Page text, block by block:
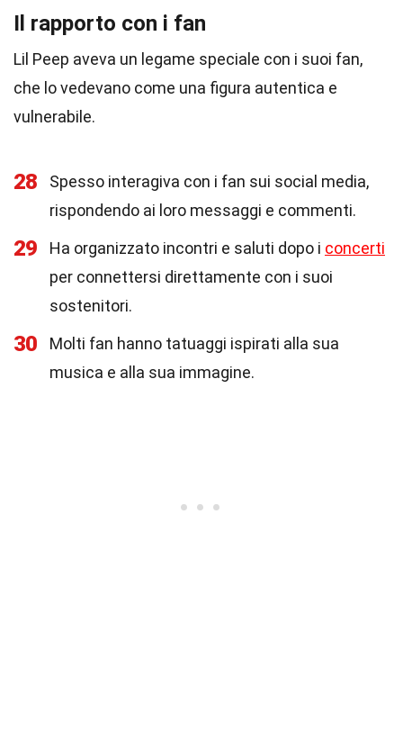
Il rapporto con i fan
Lil Peep aveva un legame speciale con i suoi fan,
che lo vedevano come una figura autentica e
vulnerabile.
28
Spesso interagiva con i fan sui social media,
rispondendo ai loro messaggi e commenti.
29 Ha organizzato incontri e saluti dopo i concerti
per connettersi direttamente con i suoi
sostenitori.
30
Molti fan hanno tatuaggi ispirati alla sua
musica e alla sua immagine.